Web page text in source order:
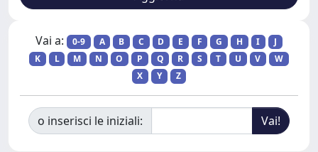
Vai a: 0-9 A B C D E F G H I
J
K
L M N O P Q R S T U V
W
X
Y Z
o inserisci le iniziali: